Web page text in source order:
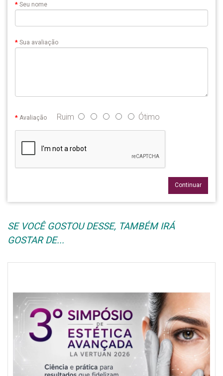
Seu nome
Sua avaliação
Avaliação Ruim Ótimo
Continuar
SE VOCÊ GOSTOU DESSE, TAMBÉM IRÁ
GOSTAR DE...